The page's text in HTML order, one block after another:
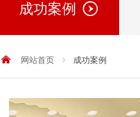
成功案例
낀 网站首页 ꁇ 成功案例